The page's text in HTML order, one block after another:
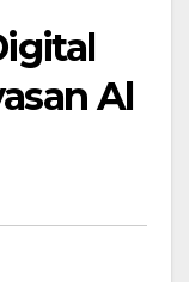
Al